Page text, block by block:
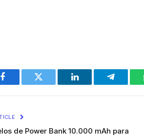
Facebook Twitter LinkedIn Telegram
de Power Bank 10.000 mAh para